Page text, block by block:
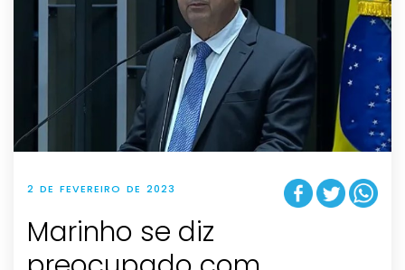
2 DE FEVEREIRO DE 2023
Marinho se diz